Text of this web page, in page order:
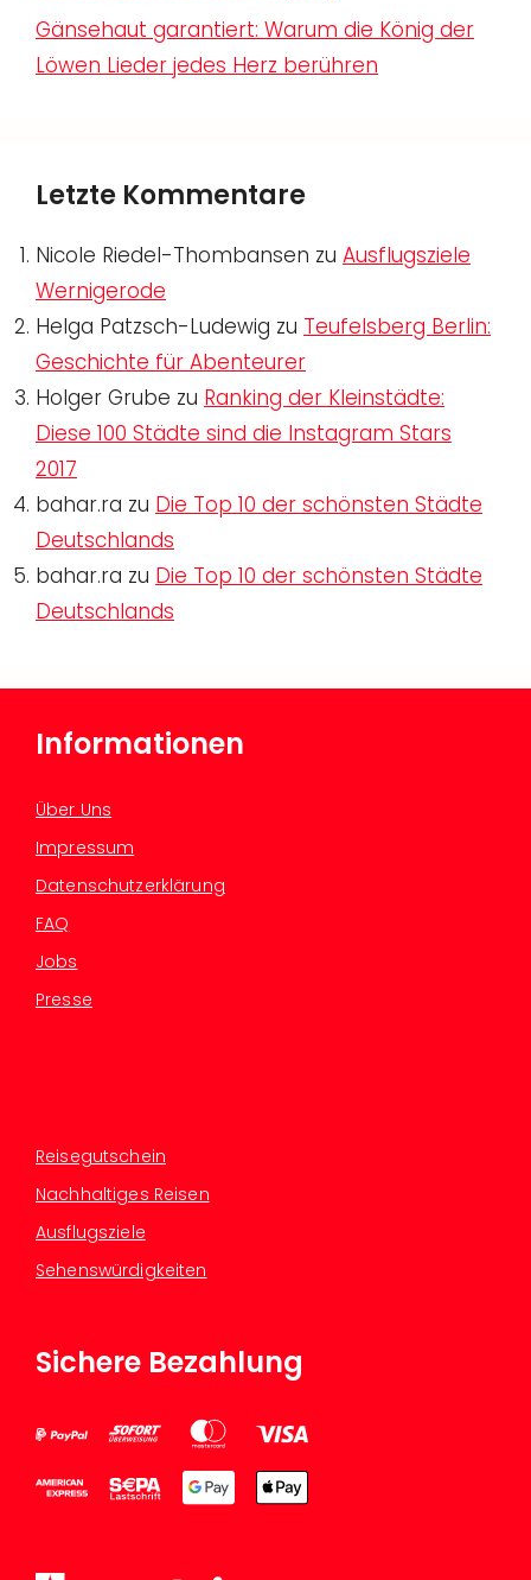
Gänsehaut garantiert: Warum die König der
Löwen Lieder jedes Herz berühren
Letzte Kommentare
Nicole Riedel-Thombansen zu Ausflugsziele
Wernigerode
Helga Patzsch-Ludewig zu Teufelsberg Berlin:
Geschichte für Abenteurer
Holger Grube zu Ranking der Kleinstädte:
Diese 100 Städte sind die Instagram Stars
2017
bahar.ra zu Die Top 10 der schönsten Städte
Deutschlands
bahar.ra zu Die Top 10 der schönsten Städte
Deutschlands
Informationen
Über Uns
Impressum
Datenschutzerklärung
FAQ
Jobs
Presse
Reisegutschein
Nachhaltiges Reisen
Ausflugsziele
Sehenswürdigkeiten
Sichere Bezahlung